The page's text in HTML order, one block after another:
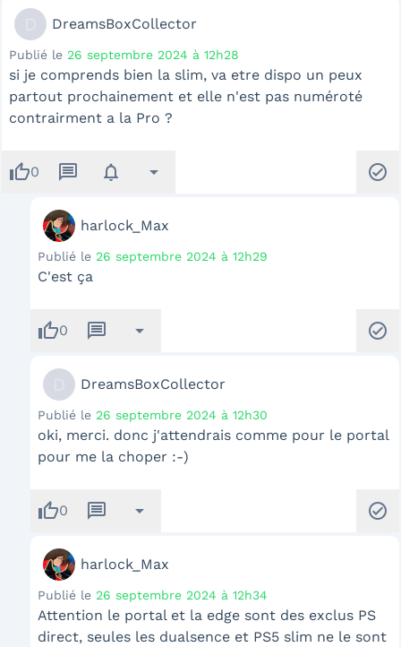
DreamsBoxCollector
Publié le 26 septembre 2024 à 12h28
si je comprends bien la slim, va etre dispo un peux
partout prochainement et elle n'est pas numéroté
contrairment a la Pro ?
thumb_up0 message notifications arrow_drop_down check_circle
harlock_Max
Publié le 26 septembre 2024 à 12h29
C'est ça
thumb_up0 message arrow_drop_down check_circle
DreamsBoxCollector
Publié le 26 septembre 2024 à 12h30
oki, merci. donc j'attendrais comme pour le portal
pour me la choper :-)
thumb_up0 message arrow_drop_down check_circle
harlock_Max
Publié le 26 septembre 2024 à 12h34
Attention le portal et la edge sont des exclus PS
direct, seules les dualsence et PS5 slim ne le sont